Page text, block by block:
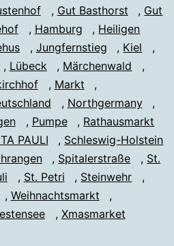
, Gut Basthorst , Gut
, Hamburg , Heiligen
, Jungfernstieg , Kiel
,
, Lübeck , Märchenwald
,
, Markt
,
, Northgermany
,
, Pumpe , Rathausmarkt
PAULI , Schleswig-Holstein
, Spitalerstraße , St.
, St. Petri , Steinwehr
,
, Weihnachtsmarkt
,
, Xmasmarket